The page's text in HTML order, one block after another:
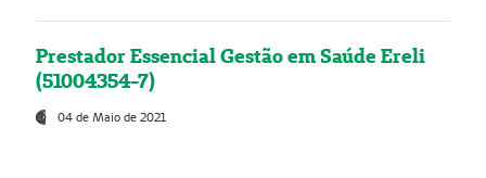
Prestador Essencial Gestão em Saúde Ereli
(51004354-7)
04 de Maio de 2021